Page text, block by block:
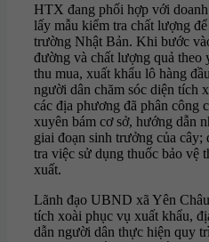
HTX đang phối hợp với
lấy mẫu kiểm tra chất lượng
trường Nhật Bản. Khi bước
đường và chất lượng quả theo
thu mua, xuất khẩu lô hàng
người dân chăm sóc diện tích
các địa phương đã phân công
xuyên bám cơ sở, hướng dẫn
giai đoạn sinh trưởng của
tra việc sử dụng thuốc bảo vệ
xuất.
Lãnh đạo UBND xã Yên
tích xoài phục vụ xuất khẩu,
dẫn người dân thực hiện quy